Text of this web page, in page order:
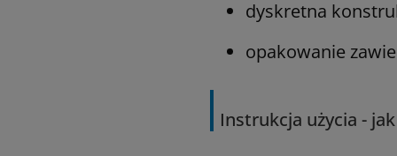
dyskretna
opakowanie
Instrukcja użycia -